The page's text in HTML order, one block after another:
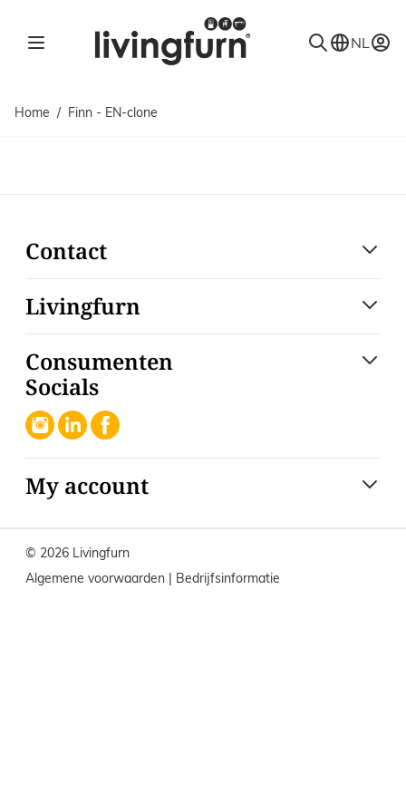
NL
Home / Finn - EN-clone
Contact
Livingfurn
Consumenten
Socials
My account
© 2026 Livingfurn
Algemene voorwaarden | Bedrijfsinformatie